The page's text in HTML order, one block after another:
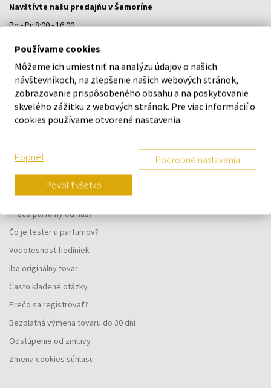
Navštívte našu predajňu v Šamoríne
Po - Pi: 8:00 - 16:00
Na Bratislavskej 64/76, Šamorín, 931 01
VŠETKO O NÁKUPE
Vernostný systém
Všeobecné obchodné podmienky
Reklamačný formulár
Spôsob doručenia
Kedy obdržím objednaný tovar?
Prečo parfumy od nás?
Čo je tester u parfumov?
Vodotesnosť hodiniek
Iba originálny tovar
Často kladené otázky
Prečo sa registrovať?
Bezplatná výmena tovaru do 30 dní
Odstúpenie od zmluvy
Zmena cookies súhlasu
Používame cookies
Môžeme ich umiestniť na analýzu údajov o našich
návštevníkoch, na zlepšenie našich webových stránok,
zobrazovanie prispôsobeného obsahu a na poskytovanie
skvelého zážitku z webových stránok. Pre viac informácií o
cookies používame otvorené nastavenia.
Poprieť Podrobné nastavenia
Povoliť všetko